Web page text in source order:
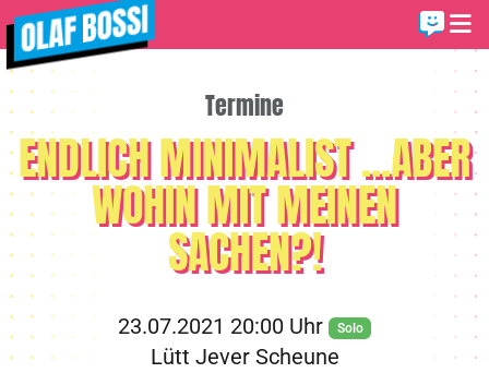
Termine
ENDLICH MINIMALIST ...ABER
WOHIN MIT MEINEN
SACHEN?!
23.07.2021 20:00 Uhr Solo
Lütt Jever Scheune